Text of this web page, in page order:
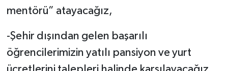
mentörü” atayacağız,
-Şehir dışından gelen başarılı
öğrencilerimizin yatılı pansiyon ve yurt